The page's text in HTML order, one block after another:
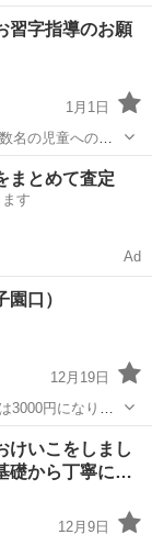
につけたい」
人数でゆったり
習字指導のお願
1月1日
名の児童へのお
を提供するので
まとめて査定
す
Ad
口）
12月19日
証明されていま
けいこをしまし
礎から丁寧に…
12月9日